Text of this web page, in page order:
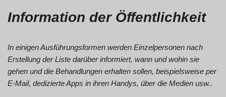
Information der Öffentlichkeit
In einigen Ausführungsformen werden Einzelpersonen nach
Erstellung der Liste darüber informiert, wann und wohin sie
gehen und die Behandlungen erhalten sollen, beispielsweise per
E-Mail, dedizierte Apps in ihren Handys, über die Medien usw..